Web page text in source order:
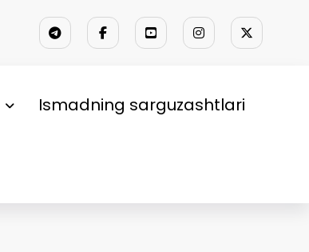
Ismadning sarguzashtlari